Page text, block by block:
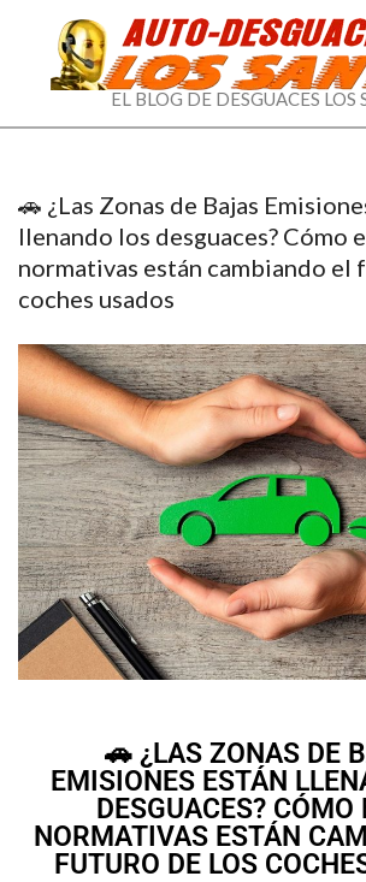
DE
DESGUACES
LOS
EL BLOG DE DESGUACES LOS
🚗 ¿Las Zonas de Bajas
llenando los desguaces? Cómo
normativas están cambiando el
coches usados
🚗 ¿LAS ZONAS DE
EMISIONES ESTÁN
DESGUACES? CÓMO
NORMATIVAS ESTÁN
FUTURO DE LOS